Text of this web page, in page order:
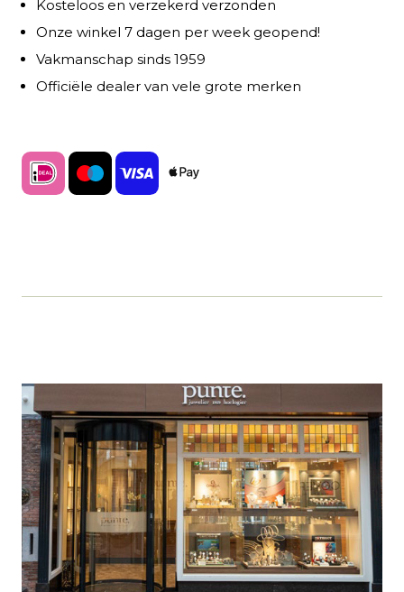
Kosteloos en verzekerd verzonden
Onze winkel 7 dagen per week geopend!
Vakmanschap sinds 1959
Officiële dealer van vele grote merken